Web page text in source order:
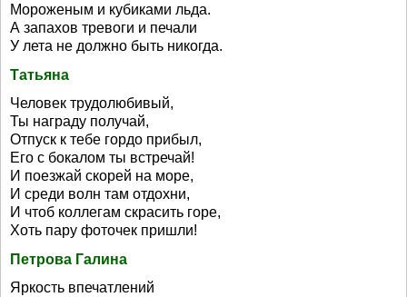
Мороженым и кубиками льда.
А запахов тревоги и печали
У лета не должно быть никогда.
Татьяна
Человек трудолюбивый,
Ты награду получай,
Отпуск к тебе гордо прибыл,
Его с бокалом ты встречай!
И поезжай скорей на море,
И среди волн там отдохни,
И чтоб коллегам скрасить горе,
Хоть пару фоточек пришли!
Петрова Галина
Яркость впечатлений